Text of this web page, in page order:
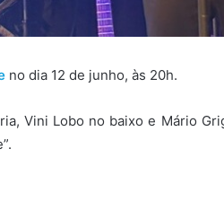
no dia 12 de junho, às 20h.
Vini Lobo no baixo e Mário